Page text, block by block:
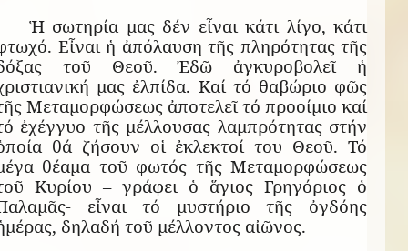
Ἡ σωτηρία μας δέν εἶναι κάτι λίγο, κάτι
Εἶναι ἡ ἀπόλαυση τῆς πληρότητας τῆς
τοῦ Θεοῦ. Ἐδῶ ἀγκυροβολεῖ ἡ
μας ἐλπίδα. Καί τό θαβώριο φῶς
Μεταμορφώσεως ἀποτελεῖ τό προοίμιο καί
ἐχέγγυο τῆς μέλλουσας λαμπρότητας στήν
θά ζήσουν οἱ ἐκλεκτοί του Θεοῦ. Τό
θέαμα τοῦ φωτός τῆς Μεταμορφώσεως
Κυρίου – γράφει ὁ ἅγιος Γρηγόριος ὁ
εἶναι τό μυστήριο τῆς ὀγδόης
δηλαδή τοῦ μέλλοντος αἰῶνος.